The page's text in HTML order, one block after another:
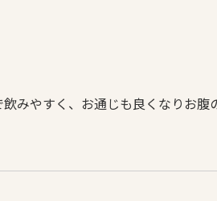
みやすく、お通じも良くなりお腹